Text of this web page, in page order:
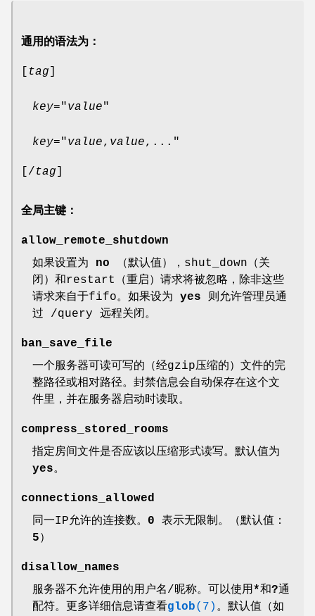
通用的语法为：
tag
key="value"
key="value, value,..."
[/ tag
全局主键：
allow_remote_shutdown
如果设置为 no （默认值），shut_down（关
闭）和restart（重启）请求将被忽略，除非这些
请求来自于fifo。如果设为 yes 则允许管理员通
过 /query 远程关闭。
ban_save_file
一个服务器可读可写的（经gzip压缩的）文件的完
整路径或相对路径。封禁信息会自动保存在这个文
件里，并在服务器启动时读取。
compress_stored_rooms
指定房间文件是否应该以压缩形式读写。默认值为
yes。
connections_allowed
同一IP允许的连接数。 0 表示无限制。（默认值：
5）
disallow_names
服务器不允许使用的用户名/昵称。可以使用 *和?通
配符。更多详细信息请查看glob(7) 。默认值（如